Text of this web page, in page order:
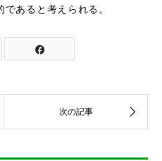
あると考えられる。